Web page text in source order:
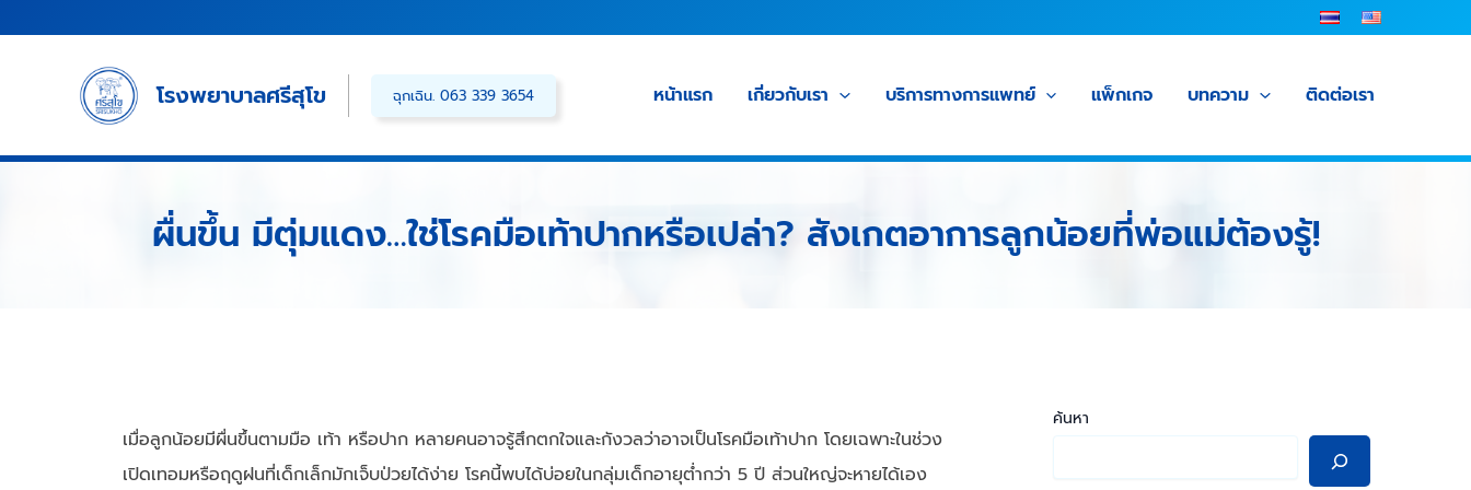
โรงพยาบาลศรีสุโข ฉุกเฉิน. 063 339 3654 หน้าแรก เกี่ยวกับเรา บริการทางการแพทย์ แพ็กเกจ บทความ ติดต่อเรา
ผื่นขึ้น มีตุ่มแดง…ใช่โรคมือเท้าปากหรือเปล่า? สังเกตอาการลูกน้อยที่พ่อแม่ต้องรู้!
เมื่อลูกน้อยมีผื่นขึ้นตามมือ เท้า หรือปาก หลายคนอาจรู้สึกตกใจและกังวลว่าอาจเป็นโรคมือเท้าปาก โดยเฉพาะในช่วง
เปิดเทอมหรือฤดูฝนที่เด็กเล็กมักเจ็บป่วยได้ง่าย โรคนี้พบได้บ่อยในกลุ่มเด็กอายุต่ำกว่า 5 ปี ส่วนใหญ่จะหายได้เอง
ค้นหา